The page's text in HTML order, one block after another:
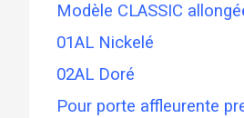
Modèle CLASSIC
01AL Nickelé
02AL Doré
Pour porte affleurente